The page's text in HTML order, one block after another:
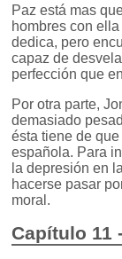
Paz está mas
hombres con
dedica, pero
capaz de
perfección que
Por otra parte,
demasiado
ésta tiene de
española. Para
la depresión en
hacerse pasar
moral.
Capítulo 11